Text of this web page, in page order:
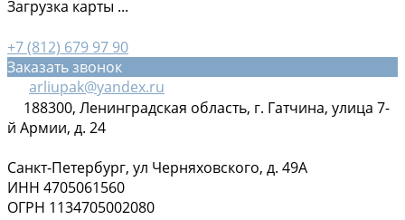
Загрузка карты ...
+7 (812) 679 97 90
Заказать звонок
arliupak@yandex.ru
188300, Ленинградская область, г. Гатчина, улица 7-
й Армии, д. 24
Санкт-Петербург, ул Черняховского, д. 49А
ИНН 4705061560
ОГРН 1134705002080